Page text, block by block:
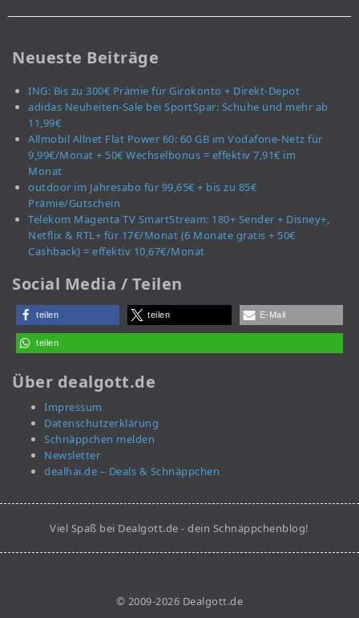
Neueste Beiträge
ING: Bis zu 300€ Prämie für Girokonto + Direkt-Depot
adidas Neuheiten-Sale bei SportSpar: Schuhe und mehr ab
11,99€
Allmobil Allnet Flat Power 60: 60 GB im Vodafone-Netz für
9,99€/Monat + 50€ Wechselbonus = effektiv 7,91€ im
Monat
outdoor im Jahresabo für 99,65€ + bis zu 85€
Prämie/Gutschein
Telekom Magenta TV SmartStream: 180+ Sender + Disney+,
Netflix & RTL+ für 17€/Monat (6 Monate gratis + 50€
Cashback) = effektiv 10,67€/Monat
Social Media / Teilen
teilen teilen E-Mail
teilen
Über dealgott.de
Impressum
Datenschutzerklärung
Schnäppchen melden
Newsletter
dealhai.de – Deals & Schnäppchen
Viel Spaß bei Dealgott.de - dein Schnäppchenblog!
© 2009-2026 Dealgott.de